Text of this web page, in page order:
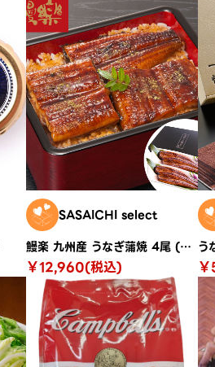
SASAICHI select
鰻楽 九州産 うなぎ蒲焼 4尾 (計560g）
￥12,960(税込)